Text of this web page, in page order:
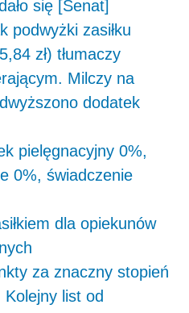
się [Senat]
podwyżki zasiłku
zł) tłumaczy
Milczy na
dodatek
pielęgnacyjny 0%,
0%, świadczenie
dla opiekunów
za znaczny stopień
Kolejny list od